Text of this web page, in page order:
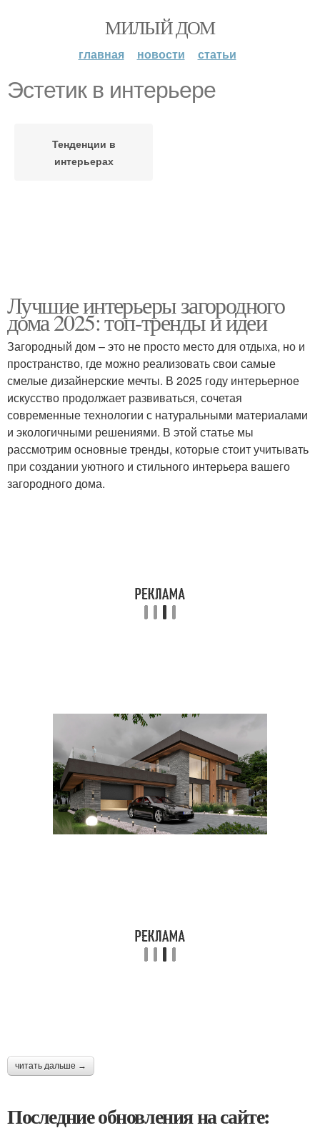
МИЛЫЙ ДОМ
главная новости статьи
Эстетик в интерьере
Тенденции в
интерьерах
Лучшие интерьеры загородного
дома 2025: топ-тренды и идеи
Загородный дом – это не просто место для отдыха, но и
пространство, где можно реализовать свои самые
смелые дизайнерские мечты. В 2025 году интерьерное
искусство продолжает развиваться, сочетая
современные технологии с натуральными материалами
и экологичными решениями. В этой статье мы
рассмотрим основные тренды, которые стоит учитывать
при создании уютного и стильного интерьера вашего
загородного дома.
читать дальше →
Последние обновления на сайте: